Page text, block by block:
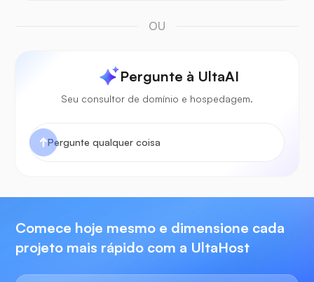
OU
Pergunte à UltaAI
Seu consultor de domínio e hospedagem.
Comece hoje mesmo e dimensione cada
projeto mais rápido com a UltaHost